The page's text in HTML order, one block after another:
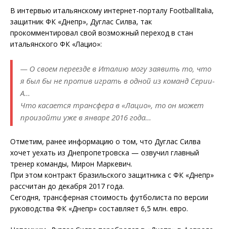
В интервью итальянскому интернет-порталу FootballItaliа,
защитник ФК «Днепр», Дуглас Силва, так
прокомментировал свой возможный переход в стан
итальянского ФК «Лацио»:
— О своем переезде в Италию могу заявить то, что
я был бы не против играть в одной из команд Серии-
А…
Что касается трансфера в «Лацио», то он может
произойти уже в январе 2016 года…
Отметим, ранее информацию о том, что Дуглас Силва
хочет уехать из Днепропетровска — озвучил главный
тренер команды, Мирон Маркевич.
При этом контракт бразильского защитника с ФК «Днепр»
рассчитан до декабря 2017 года.
Сегодня, трансферная стоимость футболиста по версии
руководства ФК «Днепр» составляет 6,5 млн. евро.